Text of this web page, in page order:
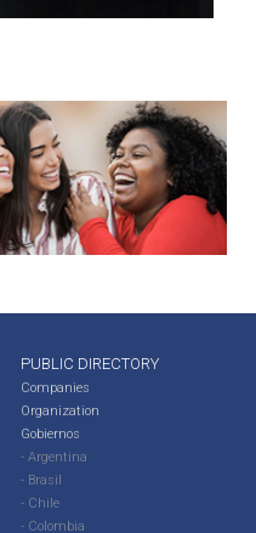
PUBLIC DIRECTORY
Companies
Organization
Gobiernos
- Argentina
- Brasil
- Chile
- Colombia